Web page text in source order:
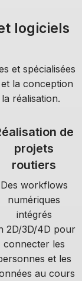
logiciels
et spécialisées
la conception
réalisation.
de
projets
routiers
Des workflows
numériques
intégrés
2D/3D/4D pour
connecter les
et les
au cours